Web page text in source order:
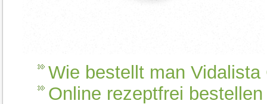
Wie bestellt man
Online rezeptfrei